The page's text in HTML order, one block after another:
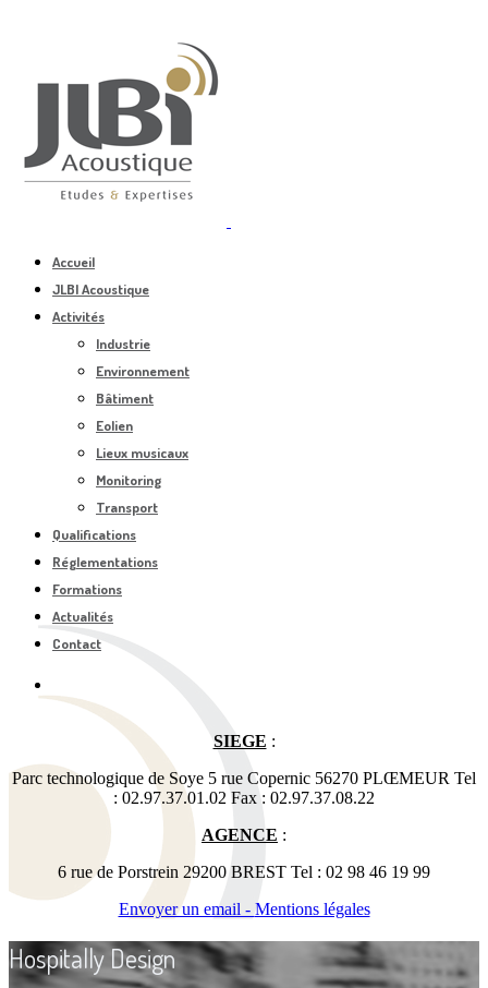
Accueil
JLBI Acoustique
Activités
Industrie
Environnement
Bâtiment
Eolien
Lieux musicaux
Monitoring
Transport
Qualifications
Réglementations
Formations
Actualités
Contact
SIEGE :
Parc technologique de Soye 5 rue Copernic 56270 PLŒMEUR Tel
: 02.97.37.01.02 Fax : 02.97.37.08.22
AGENCE :
6 rue de Porstrein 29200 BREST Tel : 02 98 46 19 99
Envoyer un email - Mentions légales
Hospitally Design